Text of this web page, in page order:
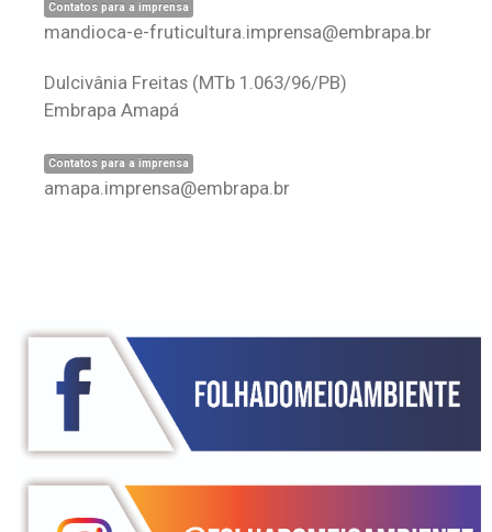
Contatos para a imprensa
mandioca-e-fruticultura.imprensa@embrapa.br
Dulcivânia Freitas (MTb 1.063/96/PB)
Embrapa Amapá
Contatos para a imprensa
amapa.imprensa@embrapa.br